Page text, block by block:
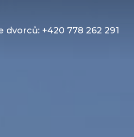
dvorců: +420 778 262 291